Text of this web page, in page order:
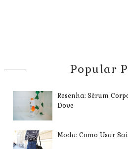
Popular
Resenha: Sérum
Dove
Moda: Como Usar